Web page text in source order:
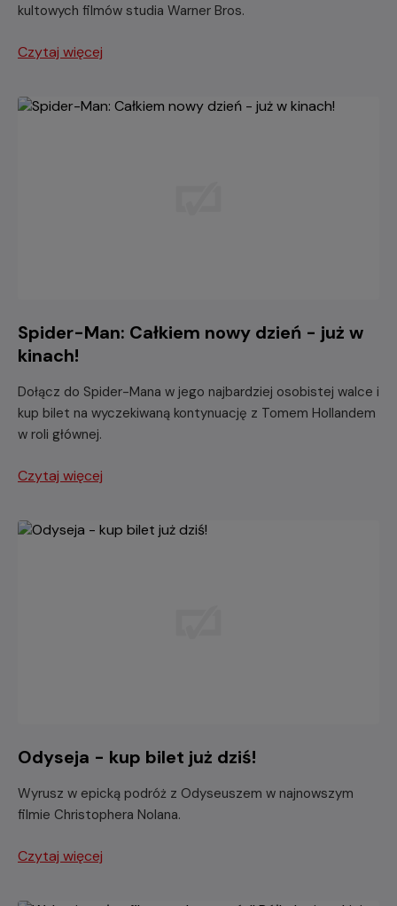
kultowych filmów studia Warner Bros.
Czytaj więcej
Spider-Man: Całkiem nowy dzień - już w
kinach!
Dołącz do Spider-Mana w jego najbardziej osobistej walce i
kup bilet na wyczekiwaną kontynuację z Tomem Hollandem
w roli głównej.
Czytaj więcej
Odyseja - kup bilet już dziś!
Wyrusz w epicką podróż z Odyseuszem w najnowszym
filmie Christophera Nolana.
Czytaj więcej